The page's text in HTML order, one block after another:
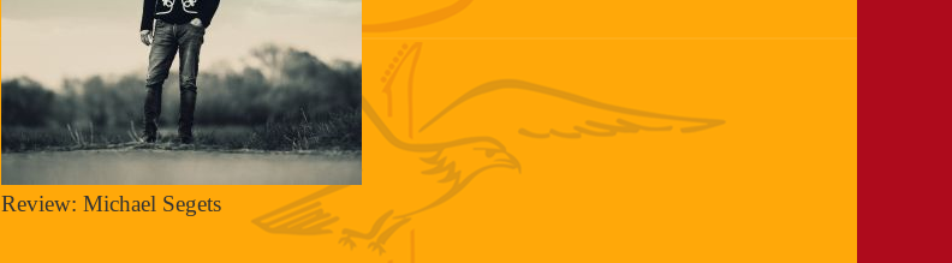
Review: Michael Segets